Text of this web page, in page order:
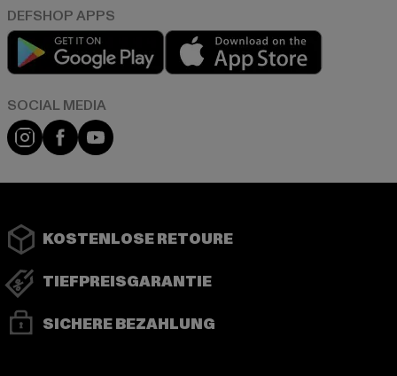
Play market
Instagram
FacebookYouTube
KOSTENLOSE RETOURE
TIEFPREISGARANTIE
SICHERE BEZAHLUNG